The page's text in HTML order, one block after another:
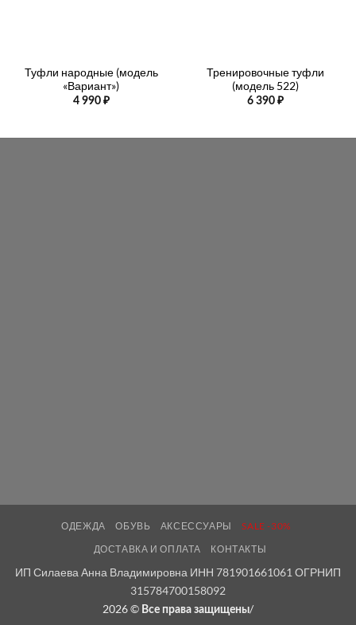
Туфли народные (модель
«Вариант»)
4 990 ₽
Тренировочные туфли
(модель 522)
6 390 ₽
ОДЕЖДА ОБУВЬ АКСЕССУАРЫ
SALE -30%
ДОСТАВКА И ОПЛАТА
КОНТАКТЫ
ИП Силаева Анна Владимировна ИНН 781901661061 ОГРНИП
315784700158092
2026 © Все права защищены/